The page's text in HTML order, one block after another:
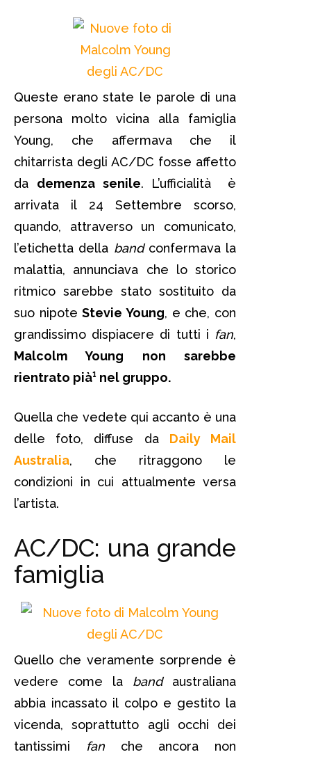
Queste erano state le parole di una
persona molto vicina alla famiglia
Young, che affermava che il
chitarrista degli AC/DC fosse affetto
da demenza senile. L’ufficialità è
arrivata il 24 Settembre scorso,
quando, attraverso un comunicato,
l’etichetta della bandconfermava la
malattia, annunciava che lo storico
ritmico sarebbe stato sostituito da
suo nipoteStevie Young, e che, con
grandissimo dispiacere di tutti i fan,
Malcolm Young non sarebbe
rientrato pià¹ nel gruppo.
Quella che vedete qui accanto è una
delle foto, diffuse da Daily Mail
Australia, che ritraggono le
condizioni in cui attualmente versa
l’artista.
AC/DC: una grande
famiglia
Quello che veramente sorprende è
vedere come la bandaustraliana
abbia incassato il colpo e gestito la
vicenda, soprattutto agli occhi dei
tantissimi
fanche ancora non